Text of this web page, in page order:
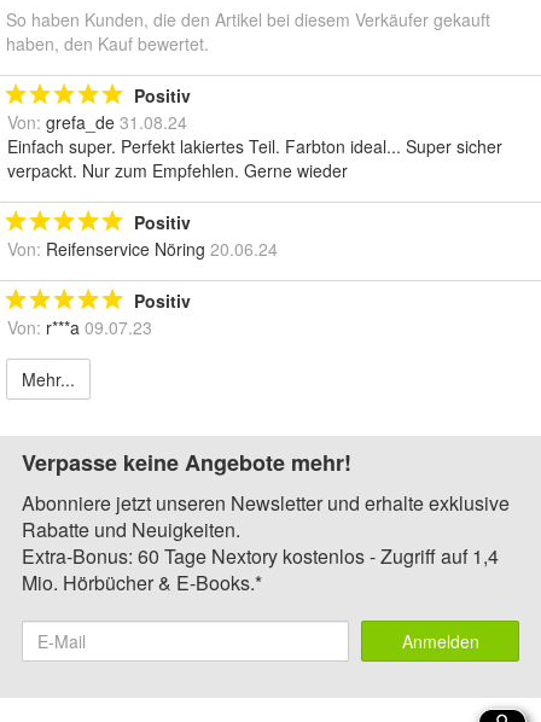
So haben Kunden, die den Artikel bei diesem Verkäufer gekauft
haben, den Kauf bewertet.
Positiv
Von: grefa_de 31.08.24
Einfach super. Perfekt lakiertes Teil. Farbton ideal... Super sicher
verpackt. Nur zum Empfehlen. Gerne wieder
Positiv
Von: Reifenservice Nöring 20.06.24
Positiv
Von: r***a 09.07.23
Mehr...
Verpasse keine Angebote mehr!
Abonniere jetzt unseren Newsletter und erhalte exklusive
Rabatte und Neuigkeiten.
Extra-Bonus: 60 Tage Nextory kostenlos - Zugriff auf 1,4
Mio. Hörbücher & E-Books.*
Anmelden